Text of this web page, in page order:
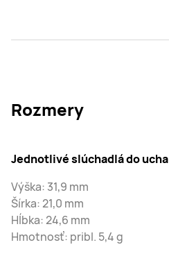
Rozmery
Jednotlivé slúchadlá do ucha
Výška: 31,9 mm
Šírka: 21,0 mm
Hĺbka: 24,6 mm
Hmotnosť: pribl. 5,4 g